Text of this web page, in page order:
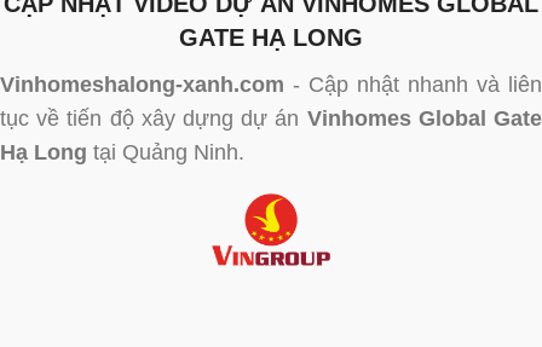
GATE HẠ LONG
Vinhomeshalong-xanh.com - Cập nhật nhanh và liên
tục về tiến độ xây dựng dự án Vinhomes Global Gate
Hạ Long tại Quảng Ninh.